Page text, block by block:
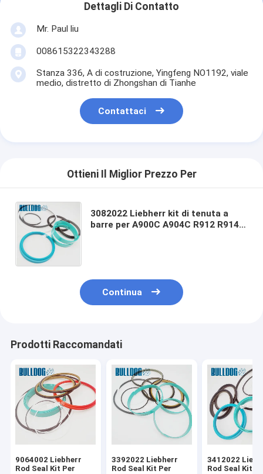
Dettagli Di Contatto
Mr. Paul liu
008615322343288
Stanza 336, A di costruzione, Yingfeng NO1192, viale
medio, distretto di Zhongshan di Tianhe
Contattaci
Ottieni Il Miglior Prezzo Per
3082022 Liebherr kit di tenuta a
barre per A900C A904C R912 R914B
Continua
Prodotti Raccomandati
9064002 Liebherr
Rod Seal Kit Per
3392022 Liebherr
Rod Seal Kit Per
3412022
Rod Seal Kit